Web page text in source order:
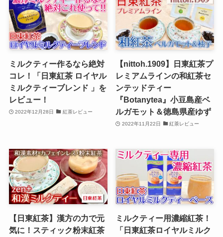
ミルクティー作るなら絶対
コレ！「日東紅茶 ロイヤル
ミルクティーブレンド 」を
レビュー！
2022年12月28日 紅茶レビュー
【nittoh.1909】日東紅茶プ
レミアムラインの和紅茶セ
ンテッドティー
『Botanytea』小豆島産ベ
ルガモット＆徳島県産ゆず
2022年11月22日 紅茶レビュー
【日東紅茶】漢方の力で元
気に！スティック粉末紅茶
ミルクティー用濃縮紅茶！
「日東紅茶ロイヤルミルク